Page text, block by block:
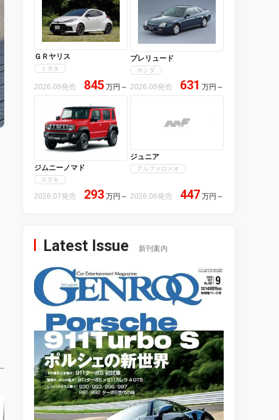
ＧＲヤリス
トヨタ
2026.08発売 845 万円 ～
プレリュード
ホンダ
2026.08発売 631 万円 ～
ジムニーノマド
スズキ
2026.07発売 293 万円 ～
ジュニア
アルファロメオ
2026.06発売 447 万円 ～
Latest Issue 新刊案内